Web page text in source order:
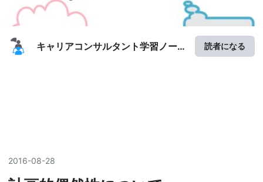
キャリアコンサルタント学習ノー
読者になる
2016-08-28